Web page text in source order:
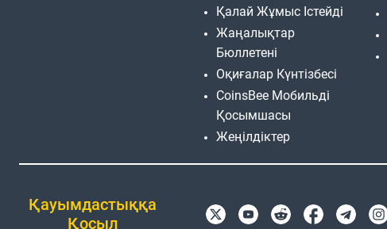
Қалай Жұмыс Істейді
Жаңалықтар
Бюллетені
Оқиғалар Күнтізбесі
CoinsBee Мобильді
Қосымшасы
Жеңілдіктер
Қауымдастыққа
Қосыл